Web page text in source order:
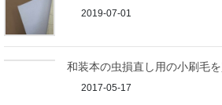
2019-07-01
和装本の虫損直し用の小刷毛
2017-05-17